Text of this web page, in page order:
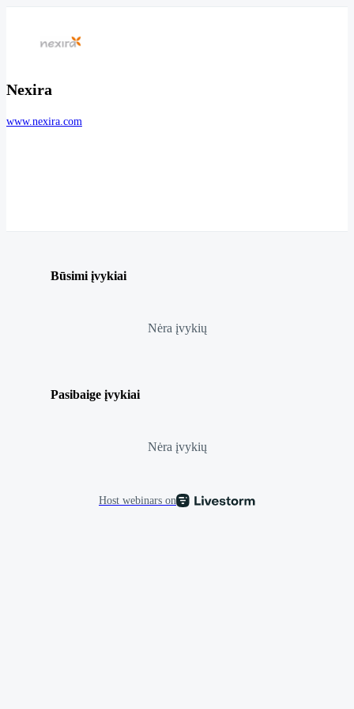
Nexira
www.nexira.com
Būsimi įvykiai
Nėra įvykių
Pasibaige įvykiai
Nėra įvykių
Host webinars on